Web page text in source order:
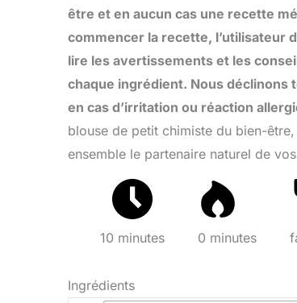
être et en aucun cas une recette
commencer la recette, l’utilisateur
lire les avertissements et les
chaque ingrédient. Nous déclinons
en cas d’irritation ou réaction
blouse de petit chimiste du bien-
ensemble le partenaire naturel de
10 minutes 0 minutes
Ingrédients